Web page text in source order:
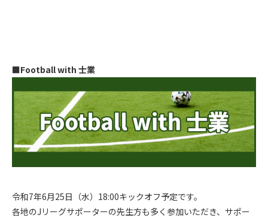
■Football with 士業
令和7年6月25日（水）18:00キックオフ予定です。
各地のJリーグサポーターの先生方も多く参加いただき、サポー